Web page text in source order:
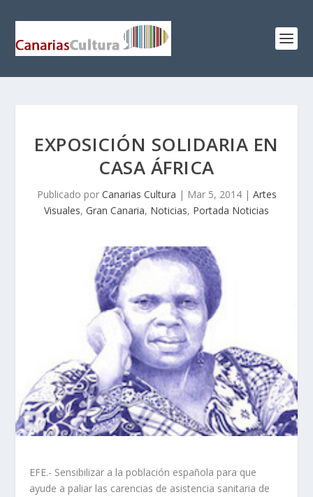
EXPOSICIÓN SOLIDARIA EN
CASA ÁFRICA
Publicado por Canarias Cultura | Mar 5, 2014| Artes
Visuales, Gran Canaria, Noticias, Portada Noticias
EFE.- Sensibilizar a la población española para que
ayude a paliar las carencias de asistencia sanitaria de